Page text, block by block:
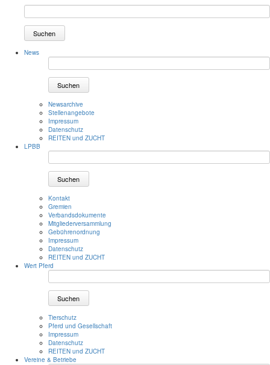
Suchen
News
Suchen
Newsarchive
Stellenangebote
Impressum
Datenschutz
REITEN und ZUCHT
LPBB
Suchen
Kontakt
Gremien
Verbandsdokumente
Mitgliederversammlung
Gebührenordnung
Impressum
Datenschutz
REITEN und ZUCHT
Wert Pferd
Suchen
Tierschutz
Pferd und Gesellschaft
Impressum
Datenschutz
REITEN und ZUCHT
Vereine & Betriebe